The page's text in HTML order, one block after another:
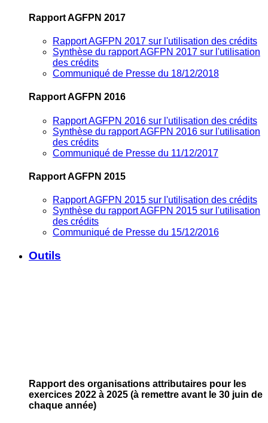
Rapport AGFPN 2017
Rapport AGFPN 2017 sur l'utilisation des crédits
Synthèse du rapport AGFPN 2017 sur l'utilisation
des crédits
Communiqué de Presse du 18/12/2018
Rapport AGFPN 2016
Rapport AGFPN 2016 sur l'utilisation des crédits
Synthèse du rapport AGFPN 2016 sur l'utilisation
des crédits
Communiqué de Presse du 11/12/2017
Rapport AGFPN 2015
Rapport AGFPN 2015 sur l'utilisation des crédits
Synthèse du rapport AGFPN 2015 sur l'utilisation
des crédits
Communiqué de Presse du 15/12/2016
Outils
Rapport des organisations attributaires pour les
exercices 2022 à 2025 (à remettre avant le 30 juin de
chaque année)